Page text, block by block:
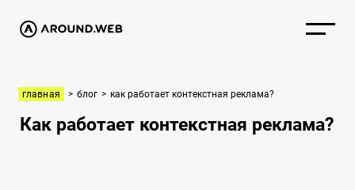
главная > блог > как работает контекстная реклама?
Как работает контекстная реклама?